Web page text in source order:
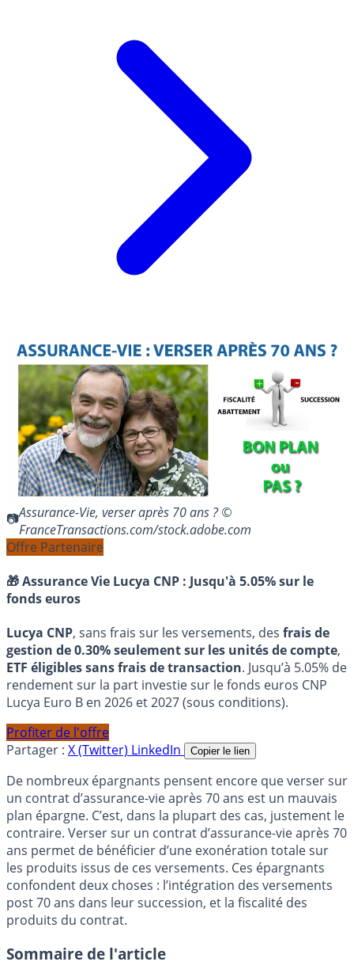
Assurance-Vie, verser après 70 ans ? ©
FranceTransactions.com/stock.adobe.com
Offre Partenaire
🎁 Assurance Vie Lucya CNP : Jusqu'à 5.05% sur le
fonds euros
Lucya CNP, sans frais sur les versements, des frais de
gestion de 0.30% seulement sur les unités de compte,
ETF éligibles sans frais de transaction. Jusqu’à 5.05% de
rendement sur la part investie sur le fonds euros CNP
Lucya Euro B en 2026 et 2027 (sous conditions).
Profiter de l'offre
Partager : X (Twitter) LinkedIn Copier le lien
De nombreux épargnants pensent encore que verser sur
un contrat d’assurance-vie après 70 ans est un mauvais
plan épargne. C’est, dans la plupart des cas, justement le
contraire. Verser sur un contrat d’assurance-vie après 70
ans permet de bénéficier d’une exonération totale sur
les produits issus de ces versements. Ces épargnants
confondent deux choses : l’intégration des versements
post 70 ans dans leur succession, et la fiscalité des
produits du contrat.
Sommaire de l'article